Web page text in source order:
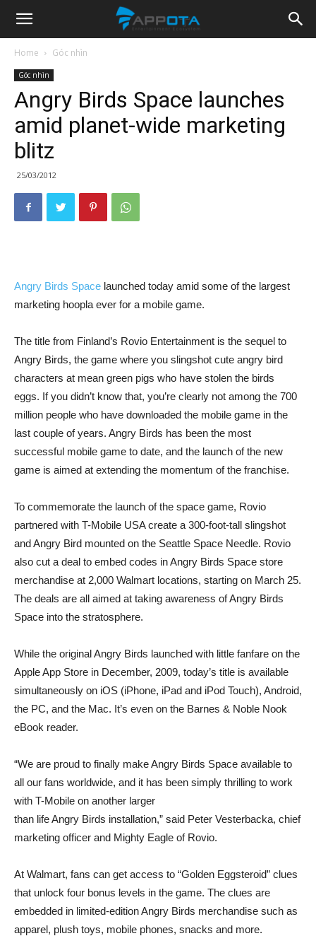
Appota
News
Home Góc nhìn
Góc nhìn
Angry Birds Space launches
amid planet-wide marketing
blitz
25/03/2012
Angry Birds Space launched today amid some of the largest
marketing hoopla ever for a mobile game.
The title from Finland’s Rovio Entertainment is the sequel to
Angry Birds, the game where you slingshot cute angry bird
characters at mean green pigs who have stolen the birds
eggs. If you didn’t know that, you’re clearly not among the 700
million people who have downloaded the mobile game in the
last couple of years. Angry Birds has been the most
successful mobile game to date, and the launch of the new
game is aimed at extending the momentum of the franchise.
To commemorate the launch of the space game, Rovio
partnered with T-Mobile USA create a 300-foot-tall slingshot
and Angry Bird mounted on the Seattle Space Needle. Rovio
also cut a deal to embed codes in Angry Birds Space store
merchandise at 2,000 Walmart locations, starting on March 25.
The deals are all aimed at taking awareness of Angry Birds
Space into the stratosphere.
While the original Angry Birds launched with little fanfare on the
Apple App Store in December, 2009, today’s title is available
simultaneously on iOS (iPhone, iPad and iPod Touch), Android,
the PC, and the Mac. It’s even on the Barnes & Noble Nook
eBook reader.
“We are proud to finally make Angry Birds Space available to
all our fans worldwide, and it has been simply thrilling to work
with T-Mobile on another larger
than life Angry Birds installation,” said Peter Vesterbacka, chief
marketing officer and Mighty Eagle of Rovio.
At Walmart, fans can get access to “Golden Eggsteroid” clues
that unlock four bonus levels in the game. The clues are
embedded in limited-edition Angry Birds merchandise such as
apparel, plush toys, mobile phones, snacks and more.